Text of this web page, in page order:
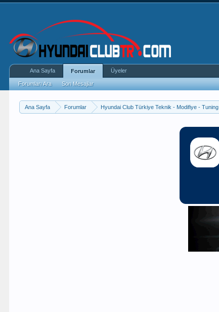
Ana Sayfa Forumlar Hyundai Club Türkiye Teknik - Modifiye - Tuning
Ana Sayfa Forumlar
Forumları Ara Son Mesajlar
Üyeler